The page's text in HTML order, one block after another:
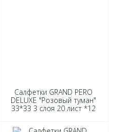
Салфетки GRAND PERO
DELUXE "Розовый туман"
33*33 3 слоя 20 лист *12